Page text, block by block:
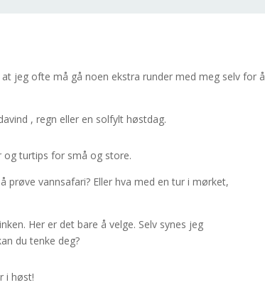
jeg ofte må gå noen ekstra runder med meg selv for å
, regn eller en solfylt høstdag.
turtips for små og store.
prøve vannsafari? Eller hva med en tur i mørket,
Her er det bare å velge. Selv synes jeg
du tenke deg?
i høst!